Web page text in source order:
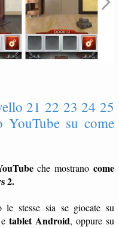
21 22 23 24 25
su come
che mostranocome
2.
stesse sia se giocate su
e tablet Android, oppure su